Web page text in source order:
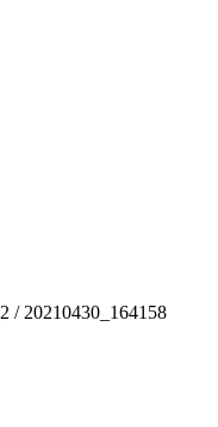
2 / 20210430_164158